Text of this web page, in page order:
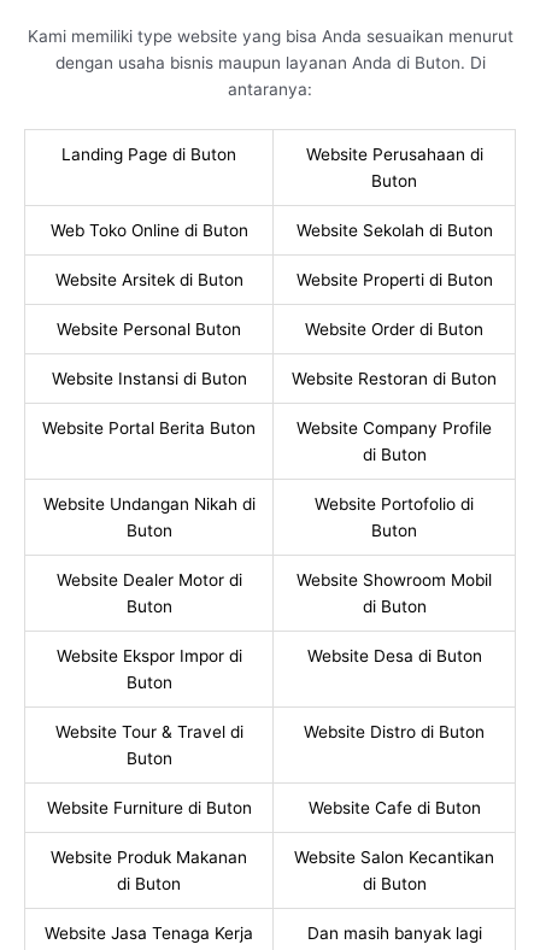
Kami memiliki type website yang bisa Anda sesuaikan menurut
dengan usaha bisnis maupun layanan Anda di Buton. Di
antaranya:
Landing Page di Buton
Website Perusahaan di
Buton
Web Toko Online di Buton Website Sekolah di Buton
Website Arsitek di Buton Website Properti di Buton
Website Personal Buton Website Order di Buton
Website Instansi di Buton Website Restoran di Buton
Website Portal Berita Buton
Website Company Profile
di Buton
Website Undangan Nikah di
Buton
Website Portofolio di
Buton
Website Dealer Motor di
Buton
Website Showroom Mobil
di Buton
Website Ekspor Impor di
Buton
Website Desa di Buton
Website Tour & Travel di
Buton
Website Distro di Buton
Website Furniture di Buton Website Cafe di Buton
Website Produk Makanan
di Buton
Website Salon Kecantikan
di Buton
Website Jasa Tenaga Kerja
Dan masih banyak lagi